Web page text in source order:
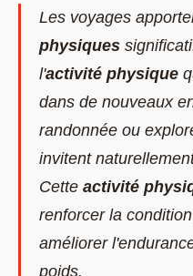
Les voyages
physiques
l'activité physique
dans de nouveaux
randonnée ou
invitent
Cette activité
renforcer la
améliorer
poids.